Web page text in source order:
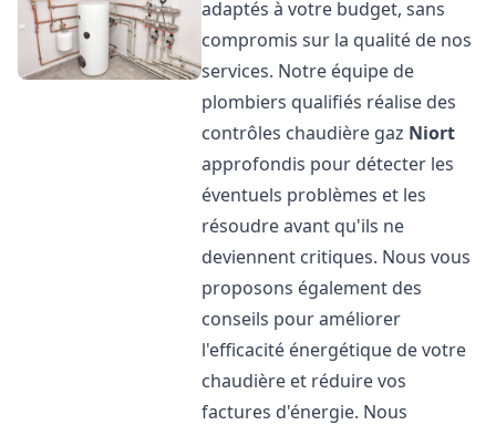
adaptés à votre budget, sans
compromis sur la qualité de nos
services. Notre équipe de
plombiers qualifiés réalise des
contrôles chaudière gaz Niort
approfondis pour détecter les
éventuels problèmes et les
résoudre avant qu'ils ne
deviennent critiques. Nous vous
proposons également des
conseils pour améliorer
l'efficacité énergétique de votre
chaudière et réduire vos
factures d'énergie. Nous